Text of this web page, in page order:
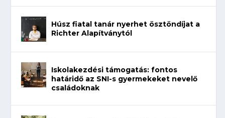
Húsz fiatal tanár nyerhet ösztöndíjat a
Richter Alapítványtól
Iskolakezdési támogatás: fontos
határidő az SNI-s gyermekeket nevelő
családoknak